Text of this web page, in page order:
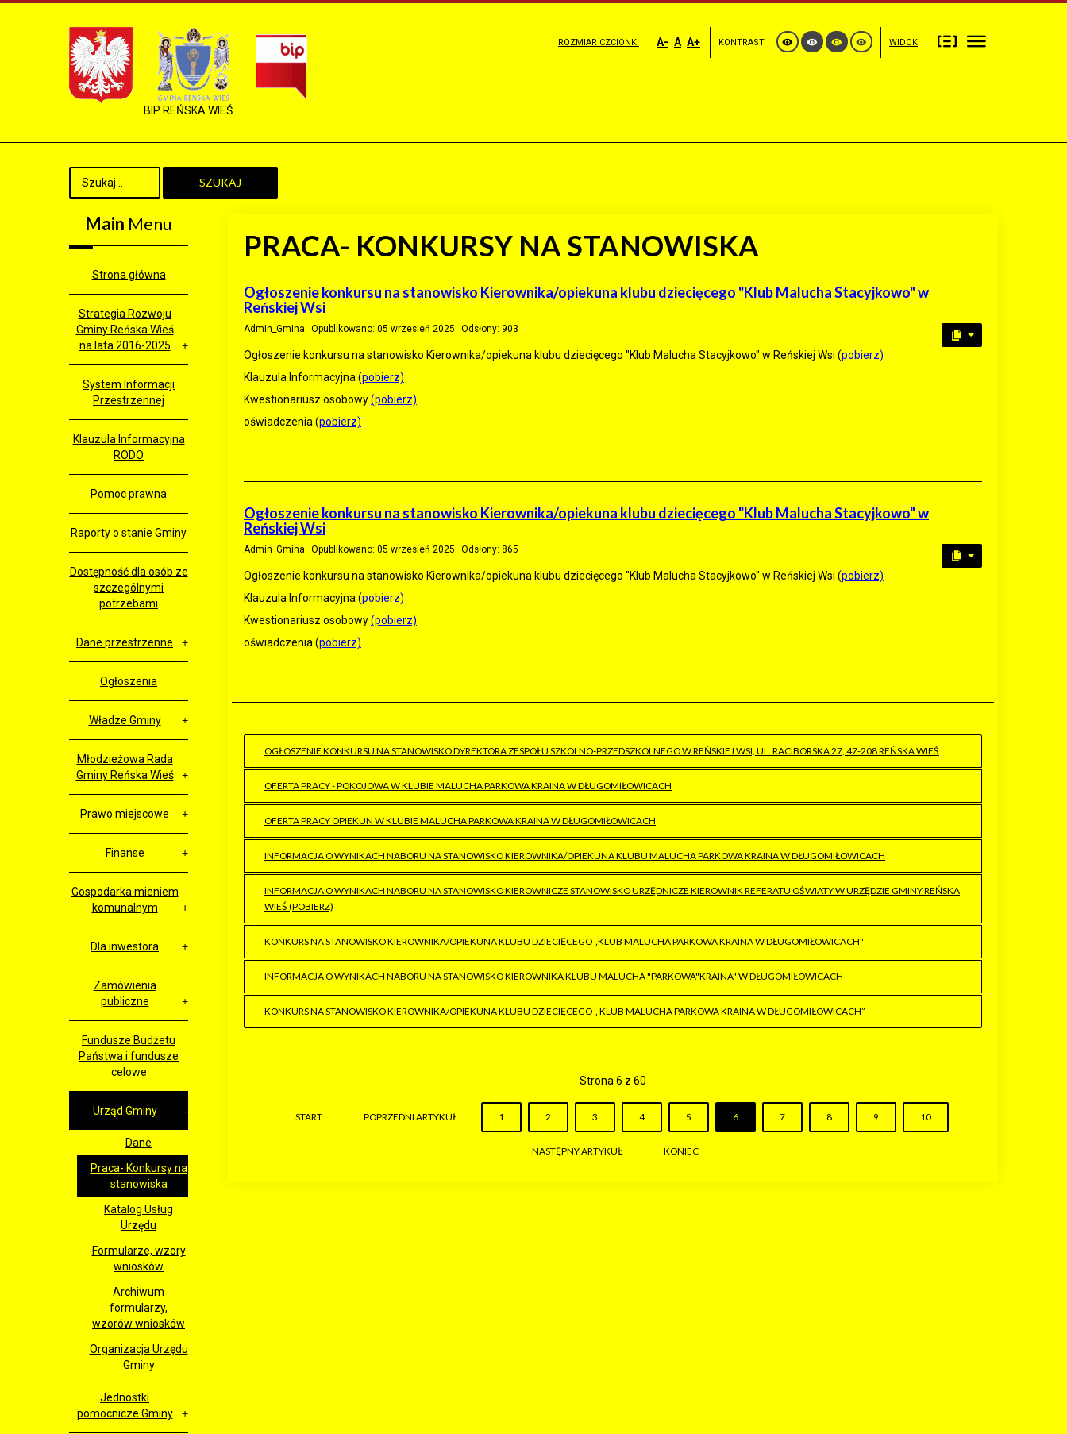
BIP REŃSKA WIEŚ
ROZMIAR CZCIONKI A- A A+ KONTRAST WIDOK
SZUKAJ
PRACA- KONKURSY NA STANOWISKA
Ogłoszenie konkursu na stanowisko Kierownika/opiekuna klubu dziecięcego "Klub Malucha Stacyjkowo" w
Reńskiej Wsi
Admin_Gmina Opublikowano: 05 wrzesień 2025 Odsłony: 903
Ogłoszenie konkursu na stanowisko Kierownika/opiekuna klubu dziecięcego "Klub Malucha Stacyjkowo" w Reńskiej Wsi (pobierz)
Klauzula Informacyjna (pobierz)
Kwestionariusz osobowy(pobierz)
oświadczenia (pobierz)
Ogłoszenie konkursu na stanowisko Kierownika/opiekuna klubu dziecięcego "Klub Malucha Stacyjkowo" w
Reńskiej Wsi
Admin_Gmina Opublikowano: 05 wrzesień 2025 Odsłony: 865
Ogłoszenie konkursu na stanowisko Kierownika/opiekuna klubu dziecięcego "Klub Malucha Stacyjkowo" w Reńskiej Wsi (pobierz)
Klauzula Informacyjna (pobierz)
Kwestionariusz osobowy(pobierz)
oświadczenia (pobierz)
OGŁOSZENIE KONKURSU NA STANOWISKO DYREKTORA ZESPOŁU SZKOLNO-PRZEDSZKOLNEGO W REŃSKIEJ WSI, UL. RACIBORSKA 27, 47-208 REŃSKA WIEŚ
OFERTA PRACY - POKOJOWA W KLUBIE MALUCHA PARKOWA KRAINA W DŁUGOMIŁOWICACH
OFERTA PRACY OPIEKUN W KLUBIE MALUCHA PARKOWA KRAINA W DŁUGOMIŁOWICACH
INFORMACJA O WYNIKACH NABORU NA STANOWISKO KIEROWNIKA/OPIEKUNA KLUBU MALUCHA PARKOWA KRAINA W DŁUGOMIŁOWICACH
INFORMACJA O WYNIKACH NABORU NA STANOWISKO KIEROWNICZE STANOWISKO URZĘDNICZE KIEROWNIK REFERATU OŚWIATY W URZĘDZIE GMINY REŃSKA
WIEŚ (POBIERZ)
KONKURS NA STANOWISKO KIEROWNIKA/OPIEKUNA KLUBU DZIECIĘCEGO „KLUB MALUCHA PARKOWA KRAINA W DŁUGOMIŁOWICACH"
INFORMACJA O WYNIKACH NABORU NA STANOWISKO KIEROWNIKA KLUBU MALUCHA "PARKOWA"KRAINA" W DŁUGOMIŁOWICACH
KONKURS NA STANOWISKO KIEROWNIKA/OPIEKUNA KLUBU DZIECIĘCEGO „ KLUB MALUCHA PARKOWA KRAINA W DŁUGOMIŁOWICACH”
Strona 6 z 60
START POPRZEDNI ARTYKUŁ 1 2 3 4 5 6 7 8 9 10
NASTĘPNY ARTYKUŁ KONIEC
Main Menu
Strona główna
Strategia Rozwoju
Gminy Reńska Wieś
na lata 2016-2025
System Informacji
Przestrzennej
Klauzula Informacyjna
RODO
Pomoc prawna
Raporty o stanie Gminy
Dostępność dla osób ze
szczególnymi
potrzebami
Dane przestrzenne
Ogłoszenia
Władze Gminy
Młodzieżowa Rada
Gminy Reńska Wieś
Prawo miejscowe
Finanse
Gospodarka mieniem
komunalnym
Dla inwestora
Zamówienia
publiczne
Fundusze Budżetu
Państwa i fundusze
celowe
Urząd Gminy
Dane
Praca- Konkursy na
stanowiska
Katalog Usług
Urzędu
Formularze, wzory
wniosków
Archiwum
formularzy,
wzorów wniosków
Organizacja Urzędu
Gminy
Jednostki
pomocnicze Gminy